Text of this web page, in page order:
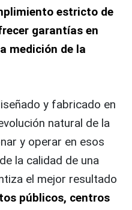
estricto de
garantías en
medición de la
y fabricado en
natural de la
y operar en esos
la calidad de una
el mejor resultado
públicos, centros